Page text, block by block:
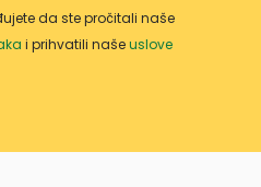
da ste pročitali naše
i prihvatili našeuslove